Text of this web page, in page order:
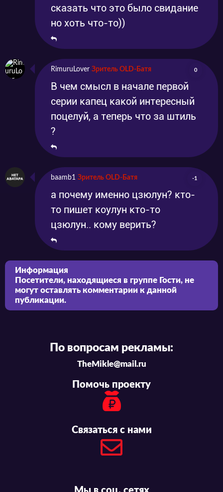
сказать что это было свидание
но хоть что-то))
RimuruLover Зритель OLD-Батя 0
В чем смысл в начале первой
серии капец какой интересный
поцелуй, а теперь что за штиль
?
baamb1 Зритель OLD-Батя -1
а почему именно цзюлун? кто-
то пишет коулун кто-то
цзюлун.. кому верить?
Информация
Посетители, находящиеся в группе Гости, не
могут оставлять комментарии к данной
публикации.
По вопросам рекламы:
TheMikle@mail.ru
Помочь проекту
Связаться с нами